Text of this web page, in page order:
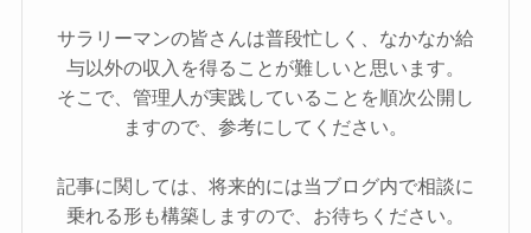
サラリーマンの皆さんは普段忙しく、なかなか給
与以外の収入を得ることが難しいと思います。
そこで、管理人が実践していることを順次公開し
ますので、参考にしてください。
記事に関しては、将来的には当ブログ内で相談に
乗れる形も構築しますので、お待ちください。